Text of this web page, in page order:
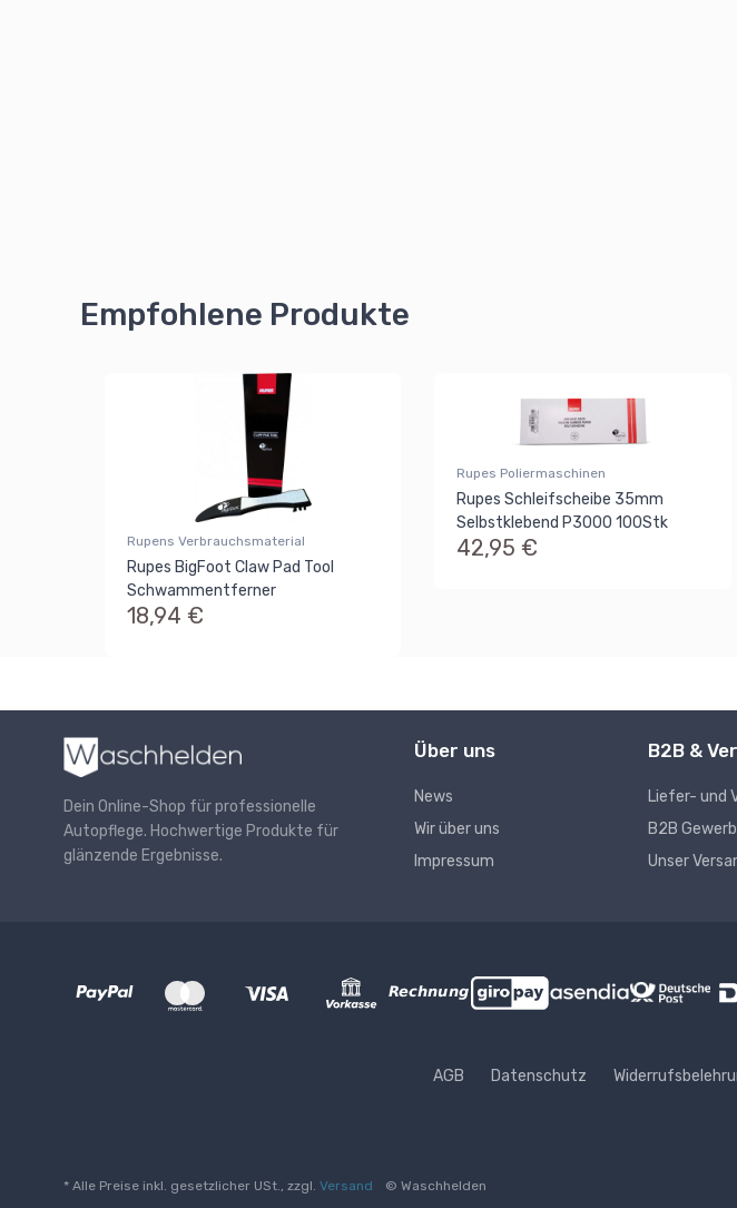
Empfohlene Produkte
Rupens Verbrauchsmaterial
Rupes BigFoot Claw Pad Tool
Schwammentferner
18,94 €
Rupes Poliermaschinen
Rupes Schleifscheibe 35mm
Selbstklebend P3000 100Stk
42,95 €
Dein Online-Shop für professionelle
Autopflege. Hochwertige Produkte für
glänzende Ergebnisse.
Über uns
News
Wir über uns
Impressum
B2B &
Liefer- und
B2B
Unser
AGB Datenschutz
* Alle Preise inkl. gesetzlicher USt., zzgl. Versand © Waschhelden